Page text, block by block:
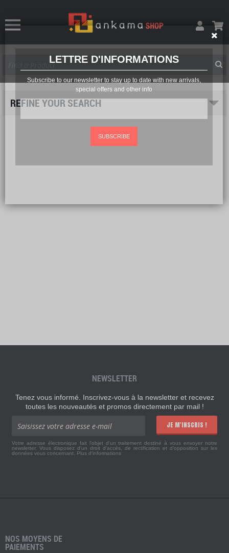
LETTRE D'INFORMATIONS
Subscribe to our newsletter to stay up to date with new arrivals,
special offers and other info
SUBSCRIBE
REFINE YOUR SEARCH
NEWSLETTER
Tenez vous informé. Inscrivez-vous à la newsletter et recevez
toutes les nouveautés et promos directement par mail !
JE M'INSCRIS !
Votre adresse électronique fait l'objet d'un traitement destiné à vous envoyer notre
newsletter. Vous disposez d'un droit d'accès, de rectification et d'opposition sur les
données vous concernant. Plus d'informations
NOS MOYENS DE
PAIEMENTS